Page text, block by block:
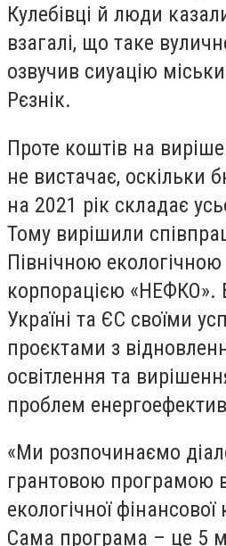
Кулебівці й люди
взагалі, що таке
озвучив сиуацію
Рєзнік.
Проте коштів на
не вистачає, оскільки
на 2021 рік складає
Тому вирішили
Північною
корпорацією «НЕФКО».
Україні та ЄС своїми
проєктами з
освітлення та
проблем
«Ми розпочинаємо
грантовою програмою
екологічної
Сама програма – це 5